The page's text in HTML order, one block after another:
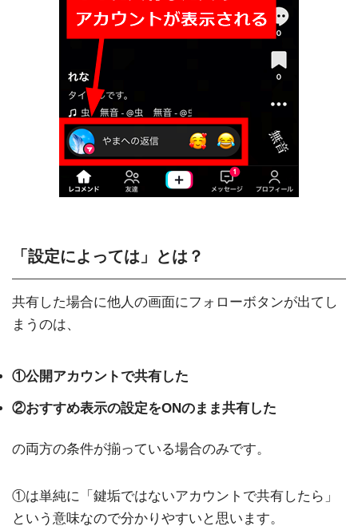
「設定によっては」とは？
共有した場合に他人の画面にフォローボタンが出てし
まうのは、
①公開アカウントで共有した
②おすすめ表示の設定をONのまま共有した
の両方の条件が揃っている場合のみです。
①は単純に「鍵垢ではないアカウントで共有したら」
という意味なので分かりやすいと思います。